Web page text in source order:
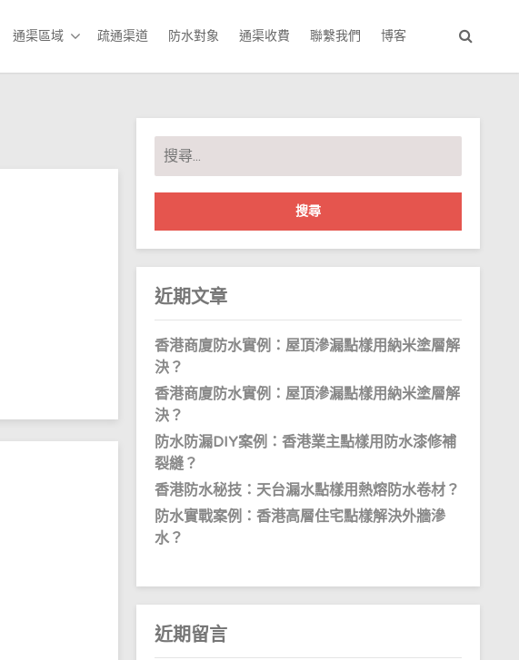
通渠區域 疏通渠道 防水對象 通渠收費 聯繫我們 博客
搜
尋
關
字:
近期文章
香港商廈防水實例：屋頂滲漏點樣用納米塗層解
決？
香港商廈防水實例：屋頂滲漏點樣用納米塗層解
決？
防水防漏DIY案例：香港業主點樣用防水漆修補
裂縫？
香港防水秘技：天台漏水點樣用熱熔防水卷材？
防水實戰案例：香港高層住宅點樣解決外牆滲
水？
近期留言